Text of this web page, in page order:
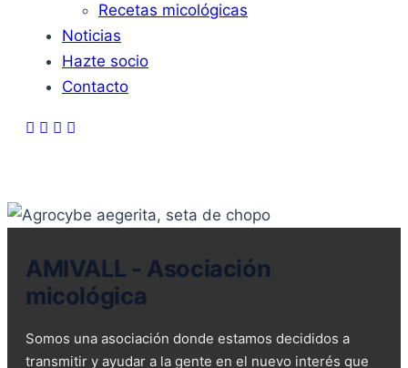
Recetas micológicas
Noticias
Hazte socio
Contacto
AMIVALL - Asociación
micológica
Somos una asociación donde estamos decididos a
transmitir y ayudar a la gente en el nuevo interés que